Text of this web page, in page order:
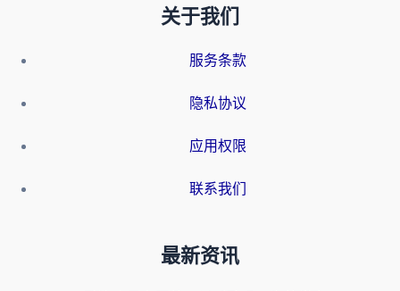
关于我们
服务条款
隐私协议
应用权限
联系我们
最新资讯